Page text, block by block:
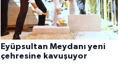
Eyüpsultan Meydanı yeni
çehresine kavuşuyor